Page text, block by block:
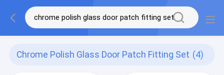
Chrome Polish Glass Door Patch Fitting Set (4)